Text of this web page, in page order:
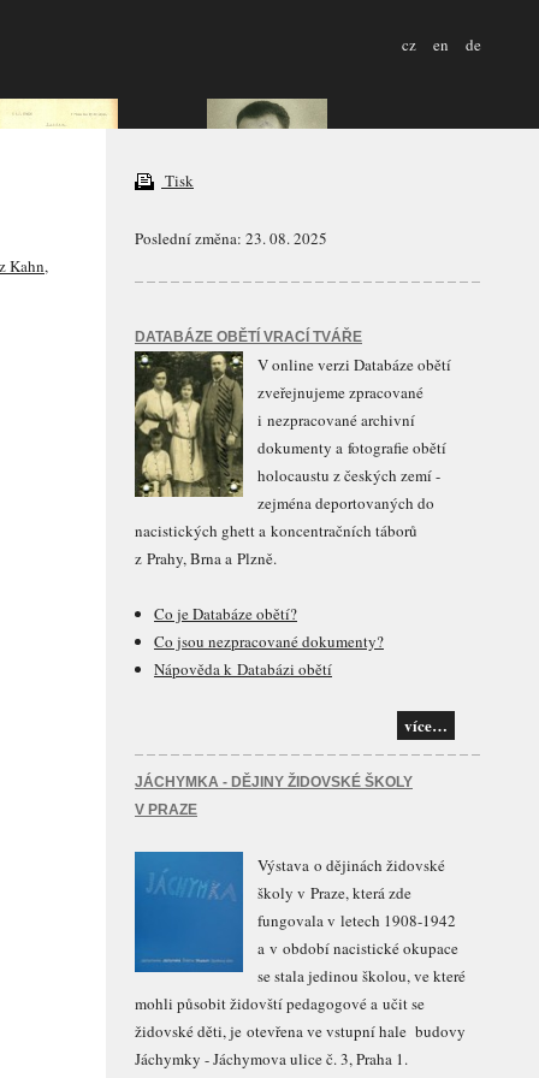
cz en de
Kahn,
Tisk
Poslední změna: 23. 08. 2025
DATABÁZE OBĚTÍ VRACÍ TVÁŘE
V online verzi Databáze obětí
zveřejnujeme zpracované
i nezpracované archivní
dokumenty a fotografie obětí
holocaustu z českých zemí -
zejména deportovaných do
nacistických ghett a koncentračních táborů
z Prahy, Brna a Plzně.
Co je Databáze obětí?
Co jsou nezpracované dokumenty?
Nápověda k Databázi obětí
více…
JÁCHYMKA - DĚJINY ŽIDOVSKÉ ŠKOLY
V PRAZE
Výstava o dějinách židovské
školy v Praze, která zde
fungovala v letech 1908-1942
a v období nacistické okupace
se stala jedinou školou, ve které
mohli působit židovští pedagogové a učit se
židovské děti, je otevřena ve vstupní hale budovy
Jáchymky - Jáchymova ulice č. 3, Praha 1.